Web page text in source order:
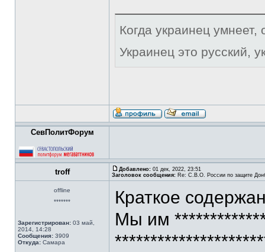
Когда украинец умнеет,
Украинец это русский,
СевПолитФорум
troff Добавлено: 01 дек, 2022, 23:51
Заголовок сообщения: Re: С.В.О. России по защите
offline
*******
Зарегистрирован: 03 май,
2014, 14:28
Сообщения: 3909
Откуда: Самара
Краткое
Мы им